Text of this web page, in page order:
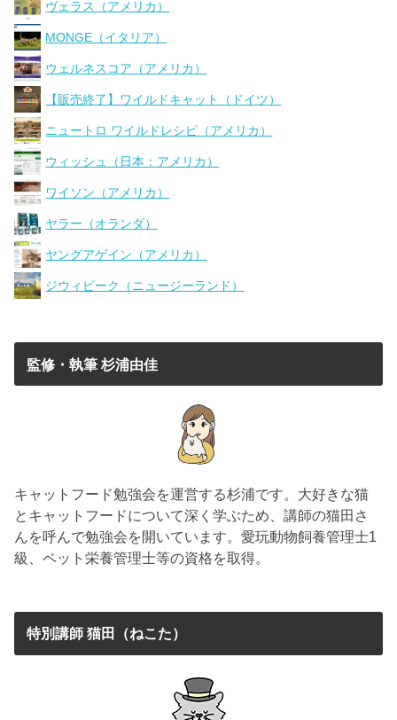
ヴェラス（アメリカ）
MONGE（イタリア）
ウェルネスコア（アメリカ）
【販売終了】ワイルドキャット（ドイツ）
ニュートロ ワイルドレシピ（アメリカ）
ウィッシュ（日本：アメリカ）
ワイソン（アメリカ）
ヤラー（オランダ）
ヤングアゲイン（アメリカ）
ジウィピーク（ニュージーランド）
監修・執筆 杉浦由佳
キャットフード勉強会を運営する杉浦です。大好きな猫
とキャットフードについて深く学ぶため、講師の猫田さ
んを呼んで勉強会を開いています。愛玩動物飼養管理士1
級、ペット栄養管理士等の資格を取得。
特別講師 猫田（ねこた）